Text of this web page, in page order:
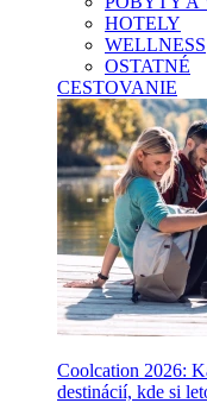
HOTELY
WELLNESS
OSTATNÉ
CESTOVANIE
Coolcation 2026:
destinácií, kde si